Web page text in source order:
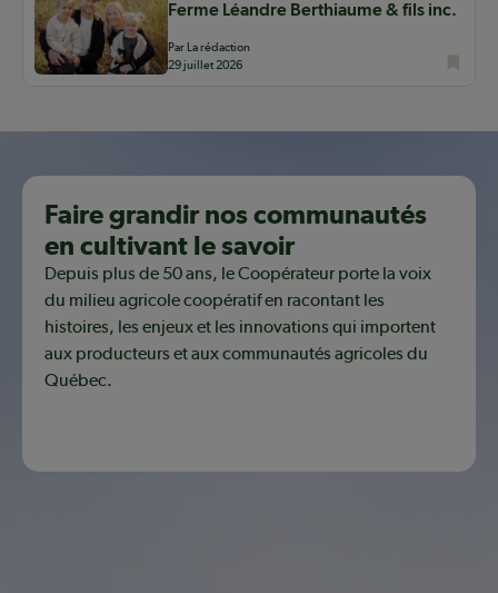
Ferme Léandre Berthiaume & fils inc.
Par La rédaction
29 juillet 2026
Faire grandir nos communautés
en cultivant le savoir
Depuis plus de 50 ans, le Coopérateur porte la voix
du milieu agricole coopératif en racontant les
histoires, les enjeux et les innovations qui importent
aux producteurs et aux communautés agricoles du
Québec.